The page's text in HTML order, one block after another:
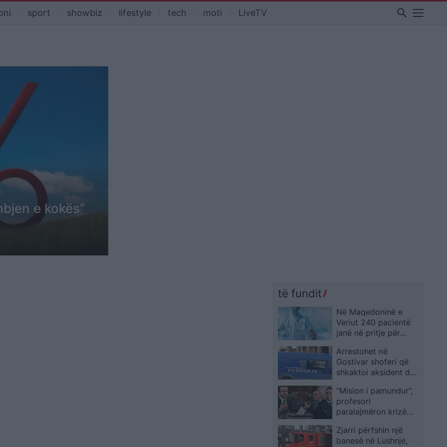
sport showbiz lifestyle tech moti LiveTV search
e kokës”
të fundit
Në Maqedoninë e
Veriut 240 pacientë
janë në pritje për
për dhurimin e
organeve nis nga
tetori
Arrestohet në
Gostivar shoferi që
shkaktoi aksident dhe
vendngjarja
“Mision i pamundur”,
profesori
paralajmëron krizë
skenarët e
koalicioneve
Zjarri përfshin një
banesë në Lushnje,